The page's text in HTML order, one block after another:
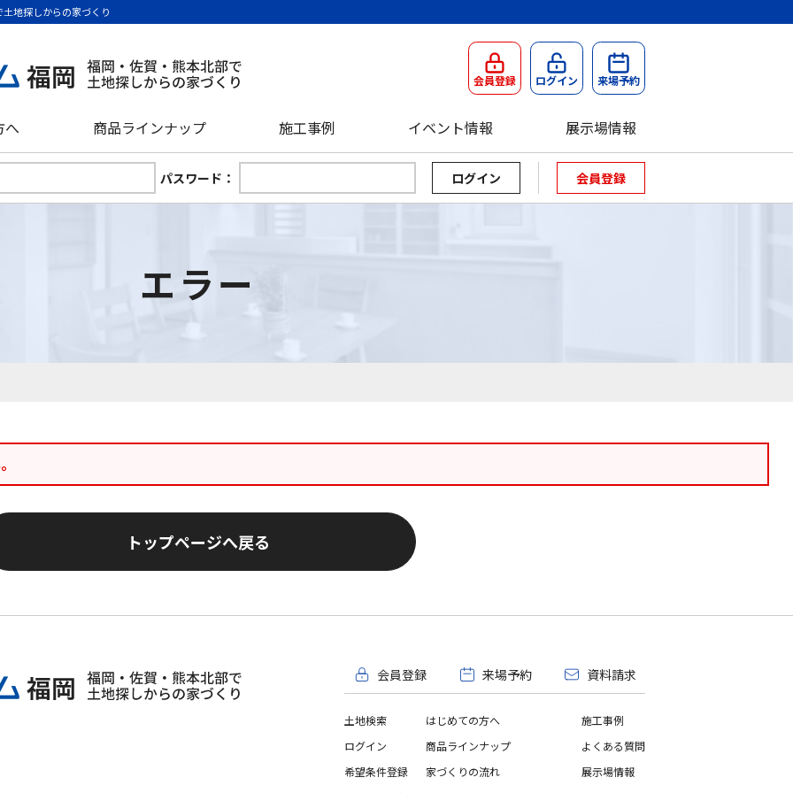
地探しからの家づくり
会員登録 ログイン 来場予約
へ 商品ラインナップ 施工事例 イベント情報 展示場情報
パスワード： 会員登録
エラー
トップページへ戻る
会員登録 来場予約 資料請求
土地検索
ログイン
希望条件登録
はじめての方へ
商品ラインナップ
家づくりの流れ
施工事例
よくある質問
展示場情報